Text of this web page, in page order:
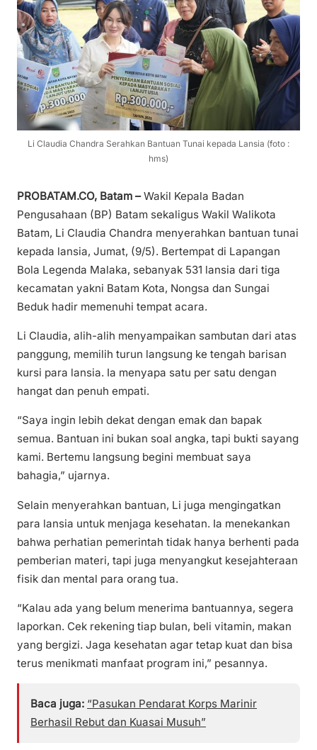
Li Claudia Chandra Serahkan Bantuan Tunai kepada Lansia (foto :
hms)
PROBATAM.CO, Batam –Wakil Kepala Badan
Pengusahaan (BP) Batam sekaligus Wakil Walikota
Batam, Li Claudia Chandra menyerahkan bantuan tunai
kepada lansia, Jumat, (9/5). Bertempat di Lapangan
Bola Legenda Malaka, sebanyak 531 lansia dari tiga
kecamatan yakni Batam Kota, Nongsa dan Sungai
Beduk hadir memenuhi tempat acara.
Li Claudia, alih-alih menyampaikan sambutan dari atas
panggung, memilih turun langsung ke tengah barisan
kursi para lansia. Ia menyapa satu per satu dengan
hangat dan penuh empati.
“Saya ingin lebih dekat dengan emak dan bapak
semua. Bantuan ini bukan soal angka, tapi bukti sayang
kami. Bertemu langsung begini membuat saya
bahagia,” ujarnya.
Selain menyerahkan bantuan, Li juga mengingatkan
para lansia untuk menjaga kesehatan. Ia menekankan
bahwa perhatian pemerintah tidak hanya berhenti pada
pemberian materi, tapi juga menyangkut kesejahteraan
fisik dan mental para orang tua.
“Kalau ada yang belum menerima bantuannya, segera
laporkan. Cek rekening tiap bulan, beli vitamin, makan
yang bergizi. Jaga kesehatan agar tetap kuat dan bisa
terus menikmati manfaat program ini,” pesannya.
Baca juga: “Pasukan Pendarat Korps Marinir
Berhasil Rebut dan Kuasai Musuh”